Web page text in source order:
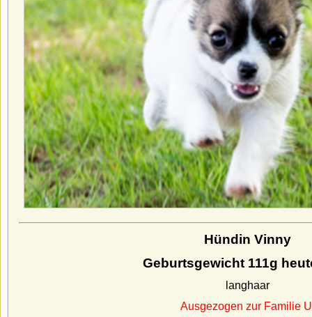
Hündin Vinny
Geburtsgewicht 111g
langhaar
Ausgezogen zur Familie